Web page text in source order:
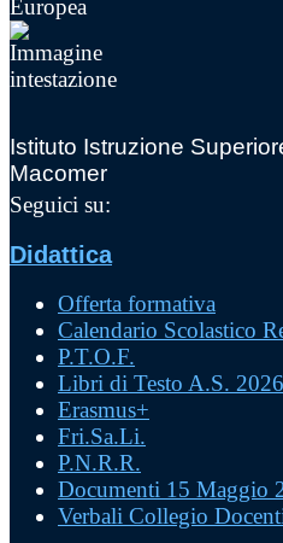
Istituto Istruzione
Macomer
Seguici su:
Didattica
Offerta formativa
Calendario Scolastico
P.T.O.F.
Libri di Testo A.S.
Erasmus+
Fri.Sa.Li.
P.N.R.R.
Documenti 15 Maggio
Verbali Collegio